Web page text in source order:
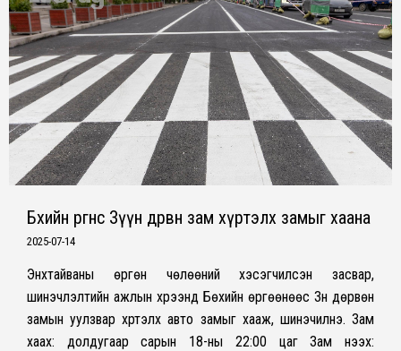
Бөхийн өргөөнөөс Зүүн дөрвөн зам хүртэлх замыг хаана
2025-07-14
Энхтайваны өргөн чөлөөний хэсэгчилсэн засвар,
шинэчлэлтийн ажлын хүрээнд Бөхийн өргөөнөөс Зүүн дөрвөн
замын уулзвар хүртэлх авто замыг хааж, шинэчилнэ. Зам
хаах: долдугаар сарын 18-ны 22:00 цаг Зам нээх: